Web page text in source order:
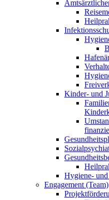
Kinder- und
Hygiene-
Engagement (Team)